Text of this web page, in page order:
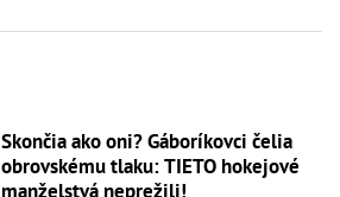
Skončia ako oni? Gáboríkovci čelia
obrovskému tlaku: TIETO hokejové
manželstvá neprežili!